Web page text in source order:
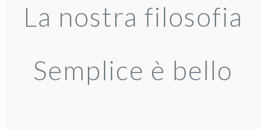
La nostra filosofia
Semplice è bello